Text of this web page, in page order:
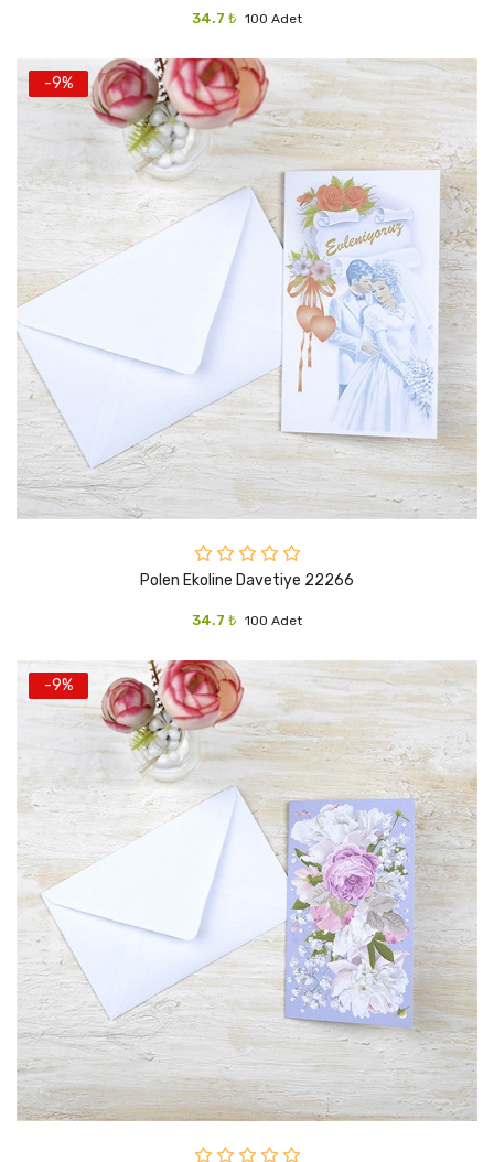
34.7 ₺ 100 Adet
-9%
Polen Ekoline Davetiye 22266
34.7 ₺ 100 Adet
-9%